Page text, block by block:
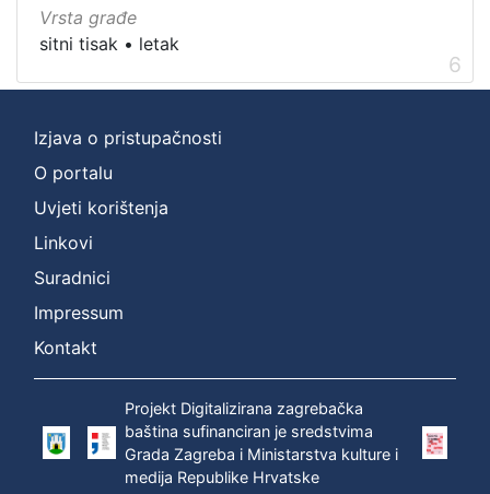
Vrsta građe
sitni tisak • letak
6
Izjava o pristupačnosti
O portalu
Uvjeti korištenja
Linkovi
Suradnici
Impressum
Kontakt
Projekt Digitalizirana zagrebačka
baština sufinanciran je sredstvima
Grada Zagreba i Ministarstva kulture i
medija Republike Hrvatske